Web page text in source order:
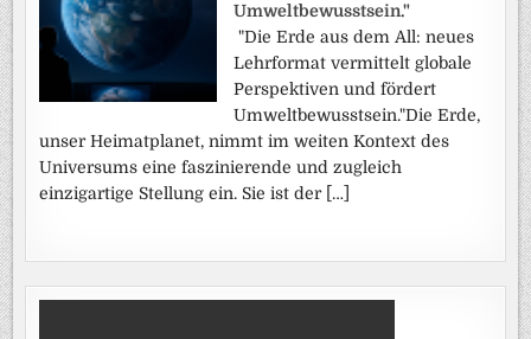
Umweltbewusstsein."
"Die Erde aus dem All: neues
Lehrformat vermittelt globale
Perspektiven und fördert
Umweltbewusstsein."Die Erde,
unser Heimatplanet, nimmt im weiten Kontext des
Universums eine faszinierende und zugleich
einzigartige Stellung ein. Sie ist der […]